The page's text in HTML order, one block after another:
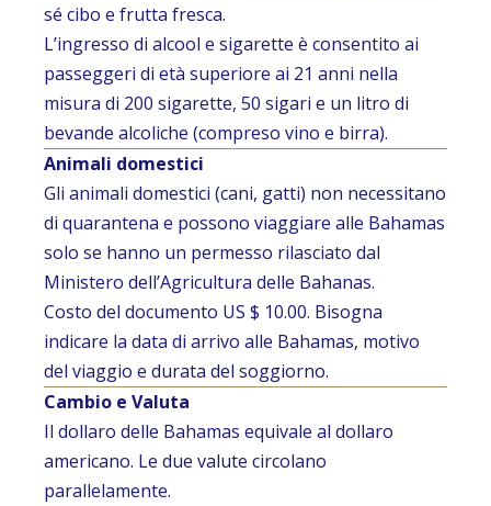
sé cibo e frutta fresca.
L’ingresso di alcool e sigarette è consentito ai
passeggeri di età superiore ai 21 anni nella
misura di 200 sigarette, 50 sigari e un litro di
bevande alcoliche (compreso vino e birra).
Animali domestici
Gli animali domestici (cani, gatti) non necessitano
di quarantena e possono viaggiare alle Bahamas
solo se hanno un permesso rilasciato dal
Ministero dell’Agricultura delle Bahanas.
Costo del documento US $ 10.00. Bisogna
indicare la data di arrivo alle Bahamas, motivo
del viaggio e durata del soggiorno.
Cambio e Valuta
Il dollaro delle Bahamas equivale al dollaro
americano. Le due valute circolano
parallelamente.